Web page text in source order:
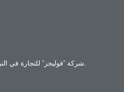
شركة "فوليجز" للتجارة في النباتات والزهور الاصطناعية ذ.م.م.